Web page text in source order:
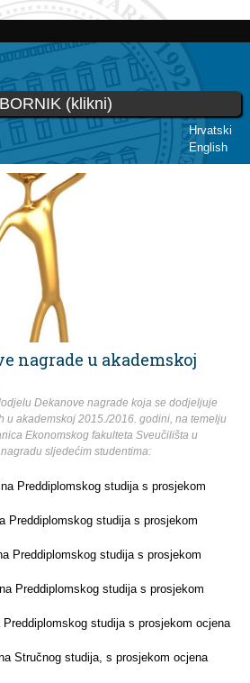
Hrvatski
English
(klikni)
nagrade u akademskoj
Dekanove nagrade koja se dodjeljuje
u akademskoj 2015./2016. godini, na temelju
Ekonomskog fakulteta Sveučilišta u
sljedećim studentima:
Preddiplomskog studija s prosjekom
Preddiplomskog studija s prosjekom
Preddiplomskog studija s prosjekom
Preddiplomskog studija s prosjekom
studija s prosjekom ocjena
Stručnog studija, s prosjekom ocjena